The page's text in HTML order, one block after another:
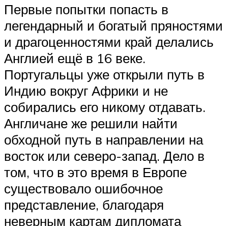
Первые попытки попасть в
легендарный и богатый пряностями
и драгоценностями край делались
Англией ещё в 16 веке.
Португальцы уже открыли путь в
Индию вокруг Африки и не
собирались его никому отдавать.
Англичане же решили найти
обходной путь в направлении на
восток или северо-запад. Дело в
том, что в это время в Европе
существовало ошибочное
представление, благодаря
неверным картам дипломата